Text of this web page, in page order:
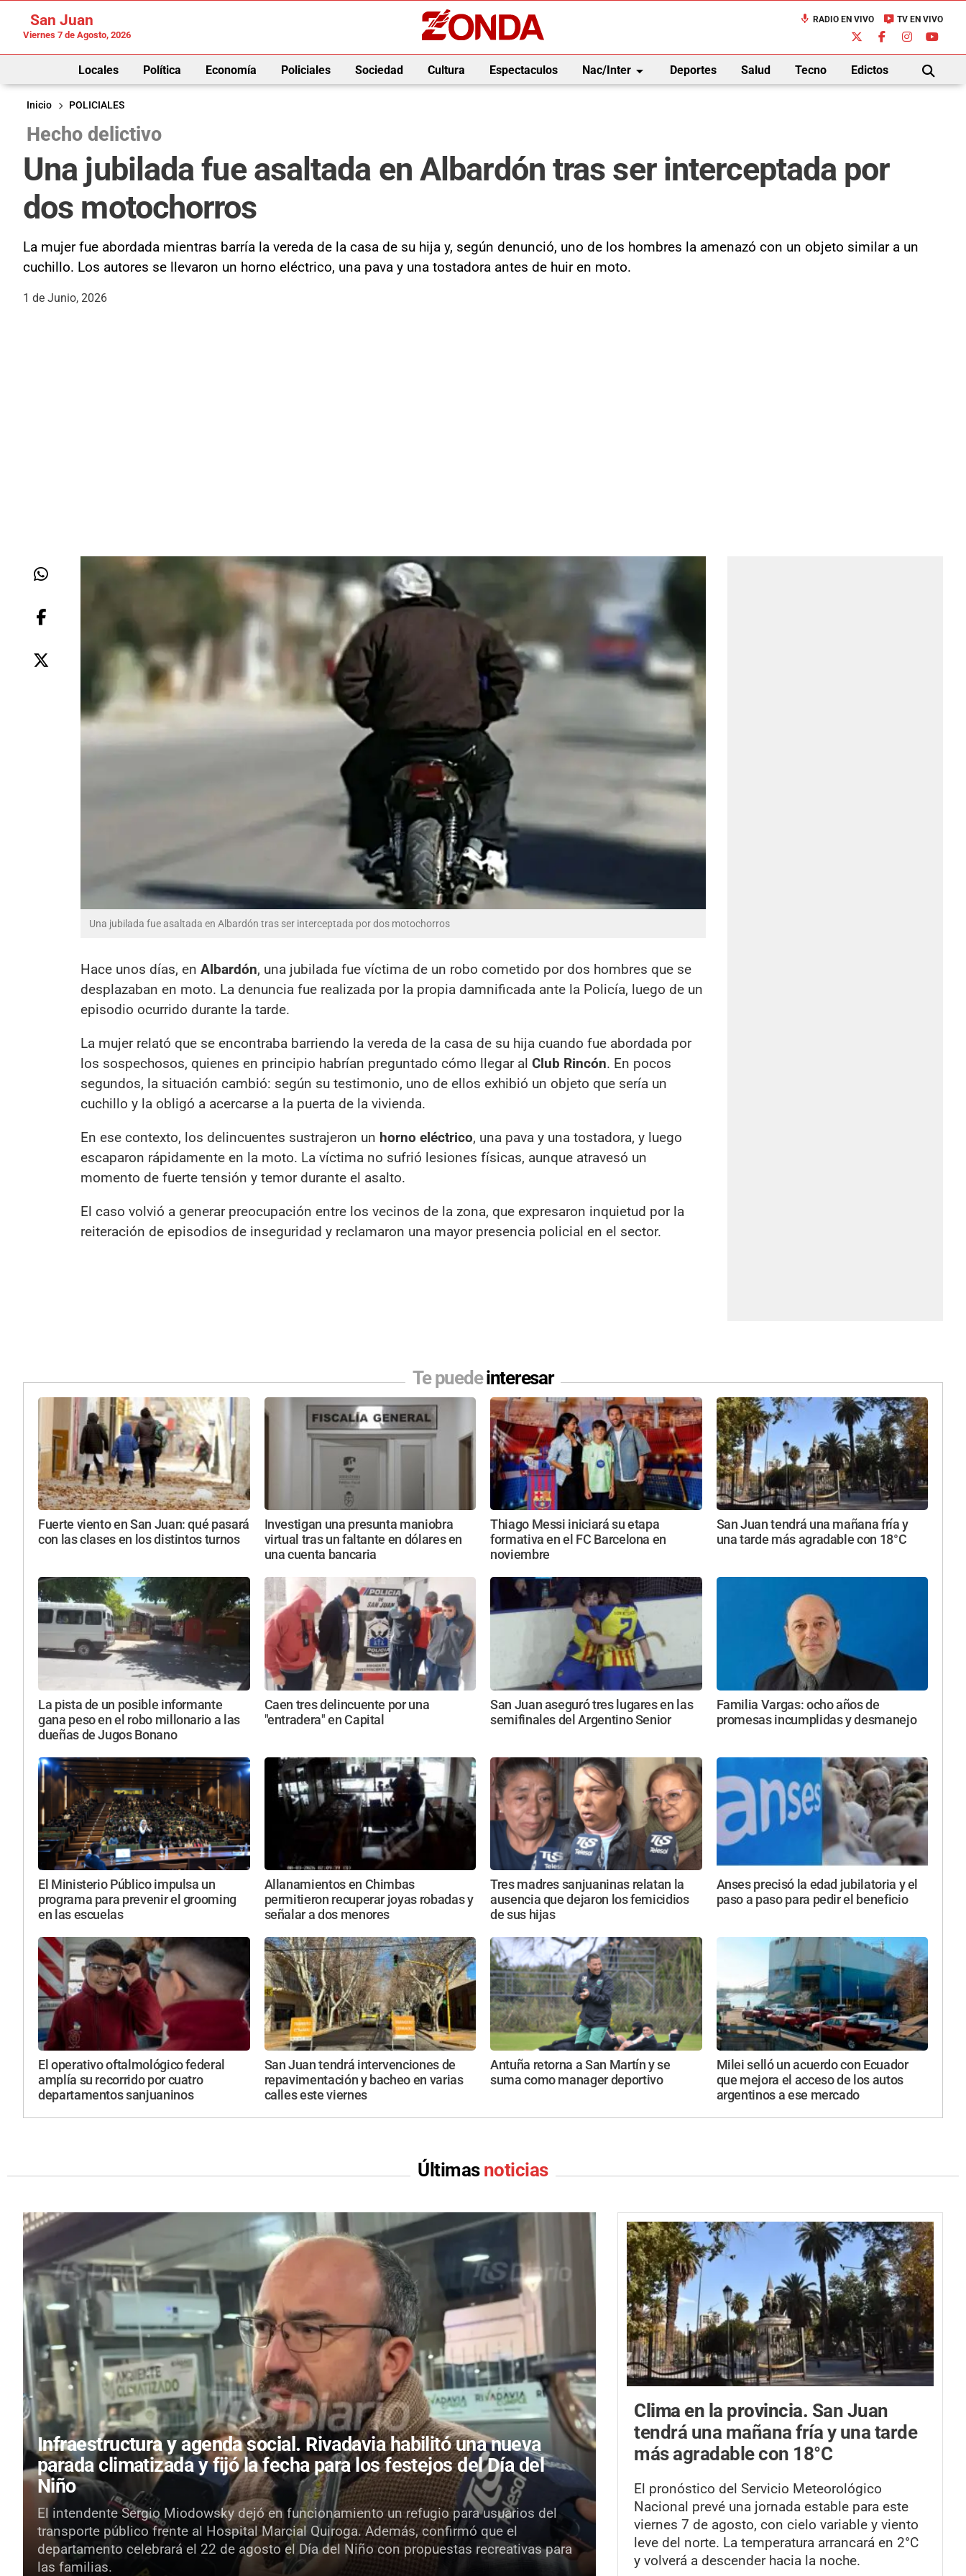
San Juan
Viernes 7 de Agosto, 2026
mic RADIO EN VIVO live_tv TV EN VIVO
Locales Política Economía Policiales Sociedad Cultura Espectaculos Nac/Interarrow_drop_down Deportes Salud Tecno Edictos
BUSCAR
Inicio
POLICIALES
Hecho delictivo
Una jubilada fue asaltada en Albardón tras ser interceptada por
dos motochorros
La mujer fue abordada mientras barría la vereda de la casa de su hija y, según denunció, uno de los hombres la amenazó con un objeto similar a un
cuchillo. Los autores se llevaron un horno eléctrico, una pava y una tostadora antes de huir en moto.
1 de Junio, 2026
Una jubilada fue asaltada en Albardón tras ser interceptada por dos motochorros
Hace unos días, en Albardón, una jubilada fue víctima de un robo cometido por dos hombres que se
desplazaban en moto. La denuncia fue realizada por la propia damnificada ante la Policía, luego de un
episodio ocurrido durante la tarde.
La mujer relató que se encontraba barriendo la vereda de la casa de su hija cuando fue abordada por
los sospechosos, quienes en principio habrían preguntado cómo llegar al Club Rincón. En pocos
segundos, la situación cambió: según su testimonio, uno de ellos exhibió un objeto que sería un
cuchillo y la obligó a acercarse a la puerta de la vivienda.
En ese contexto, los delincuentes sustrajeron un horno eléctrico, una pava y una tostadora, y luego
escaparon rápidamente en la moto. La víctima no sufrió lesiones físicas, aunque atravesó un
momento de fuerte tensión y temor durante el asalto.
El caso volvió a generar preocupación entre los vecinos de la zona, que expresaron inquietud por la
reiteración de episodios de inseguridad y reclamaron una mayor presencia policial en el sector.
Te puedeinteresar
Fuerte viento en San Juan: qué pasará
con las clases en los distintos turnos
Investigan una presunta maniobra
virtual tras un faltante en dólares en
una cuenta bancaria
Thiago Messi iniciará su etapa
formativa en el FC Barcelona en
noviembre
San Juan tendrá una mañana fría y
una tarde más agradable con 18°C
La pista de un posible informante
gana peso en el robo millonario a las
dueñas de Jugos Bonano
Caen tres delincuente por una
"entradera" en Capital
San Juan aseguró tres lugares en las
semifinales del Argentino Senior
Familia Vargas: ocho años de
promesas incumplidas y desmanejo
El Ministerio Público impulsa un
programa para prevenir el grooming
en las escuelas
Allanamientos en Chimbas
permitieron recuperar joyas robadas y
señalar a dos menores
Tres madres sanjuaninas relatan la
ausencia que dejaron los femicidios
de sus hijas
Anses precisó la edad jubilatoria y el
paso a paso para pedir el beneficio
El operativo oftalmológico federal
amplía su recorrido por cuatro
departamentos sanjuaninos
San Juan tendrá intervenciones de
repavimentación y bacheo en varias
calles este viernes
Antuña retorna a San Martín y se
suma como manager deportivo
Milei selló un acuerdo con Ecuador
que mejora el acceso de los autos
argentinos a ese mercado
Últimas noticias
Infraestructura y agenda social.Rivadavia habilitó una nueva
parada climatizada y fijó la fecha para los festejos del Día del
Niño
El intendente Sergio Miodowsky dejó en funcionamiento un refugio para usuarios del
transporte público frente al Hospital Marcial Quiroga. Además, confirmó que el
departamento celebrará el 22 de agosto el Día del Niño con propuestas recreativas para
las familias.
Clima en la provincia. San Juan
tendrá una mañana fría y una tarde
más agradable con 18°C
El pronóstico del Servicio Meteorológico
Nacional prevé una jornada estable para este
viernes 7 de agosto, con cielo variable y viento
leve del norte. La temperatura arrancará en 2°C
y volverá a descender hacia la noche.